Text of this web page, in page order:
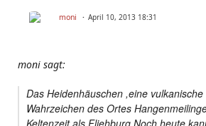
moni April 10, 2013 18:31
moni sagt:
Das Heidenhäuschen ,eine
Wahrzeichen des Ortes
Keltenzeit als Fliehburg.Noch heute